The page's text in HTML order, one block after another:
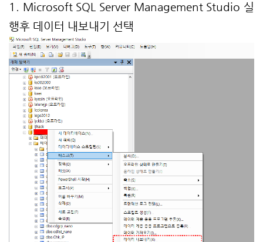
1. Microsoft SQL Server Management Studio 실
행후 데이터 내보내기 선택